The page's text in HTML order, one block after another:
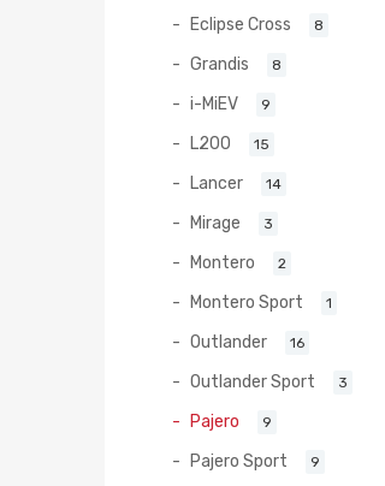
Eclipse Cross 8
Grandis 8
i-MiEV 9
L200 15
Lancer 14
Mirage 3
Montero 2
Montero Sport 1
Outlander 16
Outlander Sport 3
Pajero 9
Pajero Sport 9